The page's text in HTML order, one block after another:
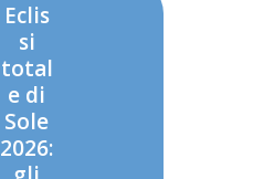
Eclis
si
total
e di
Sole
2026: